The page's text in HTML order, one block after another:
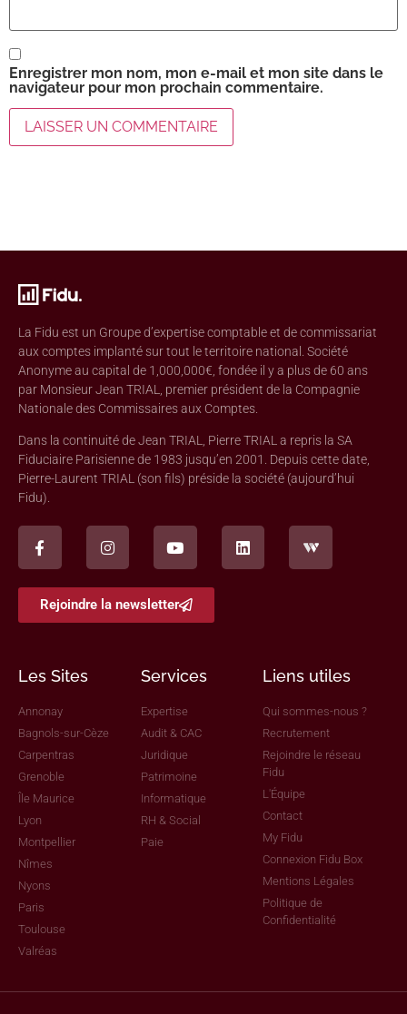
Enregistrer mon nom, mon e-mail et mon site dans le
navigateur pour mon prochain commentaire.
La Fidu est un Groupe d’expertise comptable et de commissariat
aux comptes implanté sur tout le territoire national. Société
Anonyme au capital de 1,000,000€, fondée il y a plus de 60 ans
par Monsieur Jean TRIAL, premier président de la Compagnie
Nationale des Commissaires aux Comptes.
Dans la continuité de Jean TRIAL, Pierre TRIAL a repris la SA
Fiduciaire Parisienne de 1983 jusqu’en 2001. Depuis cette date,
Pierre-Laurent TRIAL (son fils) préside la société (aujourd’hui
Fidu).
Rejoindre la newsletter
Les Sites
Annonay
Bagnols-sur-Cèze
Carpentras
Grenoble
Île Maurice
Lyon
Montpellier
Nîmes
Nyons
Paris
Toulouse
Valréas
Services
Expertise
Audit & CAC
Juridique
Patrimoine
Informatique
RH & Social
Paie
Liens utiles
Qui sommes-nous ?
Recrutement
Rejoindre le réseau
Fidu
L'Équipe
Contact
My Fidu
Connexion Fidu Box
Mentions Légales
Politique de
Confidentialité